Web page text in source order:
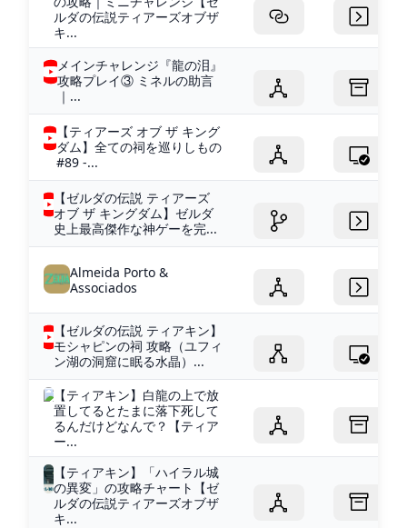
ルダの伝説ティアーズオブザ
キ...
メインチャレンジ『龍の泪』
攻略プレイ③ ミネルの助言
｜...
【ティアーズ オブ ザ キング
ダム】全ての祠を巡りしもの
#89 -...
【ゼルダの伝説 ティアーズ
オブ ザ キングダム】ゼルダ
史上最高傑作な神ゲーを完...
Almeida Porto &
Associados
【ゼルダの伝説 ティアキン】
モシャピンの祠 攻略（ユフィ
ン湖の洞窟に眠る水晶）...
【ティアキン】白龍の上で放
置してるとたまに落下死して
るんだけどなんで？【ティア
ー...
【ティアキン】「ハイラル城
の異変」の攻略チャート【ゼ
ルダの伝説ティアーズオブザ
キ...